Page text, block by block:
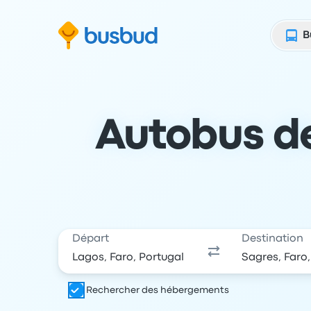
Autobus
Départ Destination
Rechercher des hébergements